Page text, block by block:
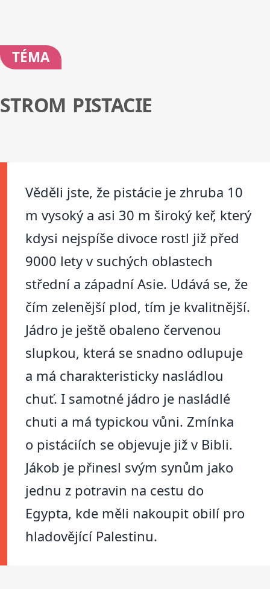
TÉMA
STROM PISTACIE
Věděli jste, že pistácie je zhruba 10
m vysoký a asi 30 m široký keř, který
kdysi nejspíše divoce rostl již před
9000 lety v suchých oblastech
střední a západní Asie. Udává se, že
čím zelenější plod, tím je kvalitnější.
Jádro je ještě obaleno červenou
slupkou, která se snadno odlupuje
a má charakteristicky nasládlou
chuť. I samotné jádro je nasládlé
chuti a má typickou vůni. Zmínka
o pistáciích se objevuje již v Bibli.
Jákob je přinesl svým synům jako
jednu z potravin na cestu do
Egypta, kde měli nakoupit obilí pro
hladovějící Palestinu.